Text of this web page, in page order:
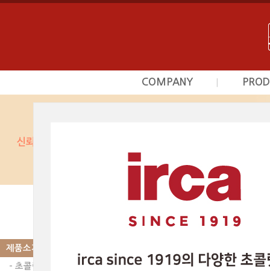
COMPANY
회사소개
초
베이커
제품소개
- 초콜릿